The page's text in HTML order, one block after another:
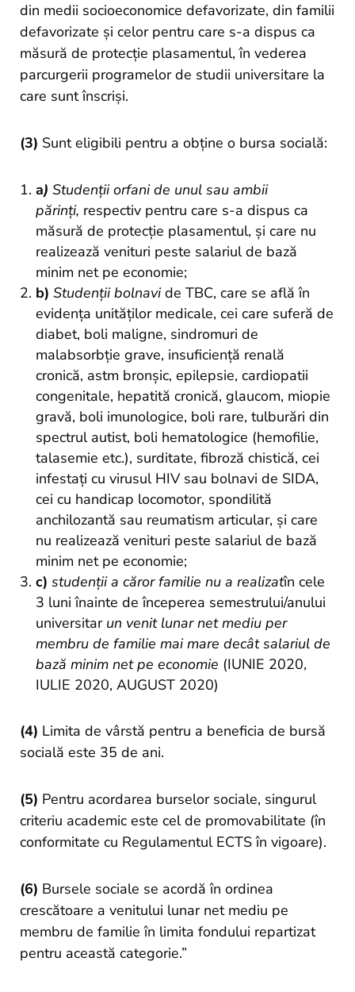
din medii socioeconomice defavorizate, din familii
defavorizate și celor pentru care s-a dispus ca
măsură de protecție plasamentul, în vederea
parcurgerii programelor de studii universitare la
care sunt înscriși.
(3) Sunt eligibili pentru a obține o bursa socială:
a) Studenții orfani de unul sau ambii
părinți, respectiv pentru care s-a dispus ca
măsură de protecție plasamentul, și care nu
realizează venituri peste salariul de bază
minim net pe economie;
b) Studenții bolnavide TBC, care se află în
evidența unităților medicale, cei care suferă de
diabet, boli maligne, sindromuri de
malabsorbție grave, insuficiență renală
cronică, astm bronșic, epilepsie, cardiopatii
congenitale, hepatită cronică, glaucom, miopie
gravă, boli imunologice, boli rare, tulburări din
spectrul autist, boli hematologice (hemofilie,
talasemie etc.), surditate, fibroză chistică, cei
infestați cu virusul HIV sau bolnavi de SIDA,
cei cu handicap locomotor, spondilită
anchilozantă sau reumatism articular, și care
nu realizează venituri peste salariul de bază
minim net pe economie;
c) studenții a căror familie nu a realizatîn cele
3 luni înainte de începerea semestrului/anului
universitar un venit lunar net mediu per
membru de familie mai mare decât salariul de
bază minim net pe economie (IUNIE 2020,
IULIE 2020, AUGUST 2020)
(4) Limita de vârstă pentru a beneficia de bursă
socială este 35 de ani.
(5) Pentru acordarea burselor sociale, singurul
criteriu academic este cel de promovabilitate (în
conformitate cu Regulamentul ECTS în vigoare).
(6) Bursele sociale se acordă în ordinea
crescătoare a venitului lunar net mediu pe
membru de familie în limita fondului repartizat
pentru această categorie.”